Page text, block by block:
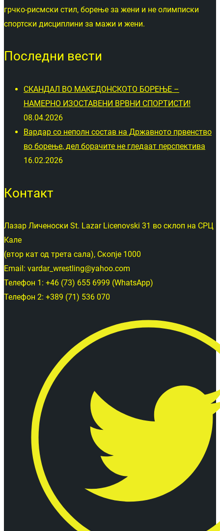
грчко-рисмски стил, борење за жени и не олимписки
спортски дисциплини за мажи и жени.
Последни вести
СКАНДАЛ ВО МАКЕДОНСКОТО БОРЕЊЕ –
НАМЕРНО ИЗОСТАВЕНИ ВРВНИ СПОРТИСТИ!
08.04.2026
Вардар со неполн состав на Државното првенство
во борење, дел борачите не гледаат перспектива
16.02.2026
Контакт
Лазар Личеноски St. Lazar Licenovski 31 во склоп на СРЦ
Кале
(втор кат од трета сала), Скопје 1000
Email: vardar_wrestling@yahoo.com
Телефон 1: +46 (73) 655 6999 (WhatsApp)
Телефон 2: +389 (71) 536 070